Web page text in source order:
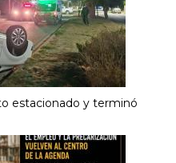
estacionado y terminó